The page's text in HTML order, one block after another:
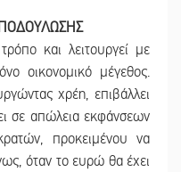
και λειτουργεί με
οικονομικό μέγεθος.
χρέη, επιβάλλει
σε απώλεια εκφάνσεων
προκειμένου να
όταν το ευρώ θα έχει